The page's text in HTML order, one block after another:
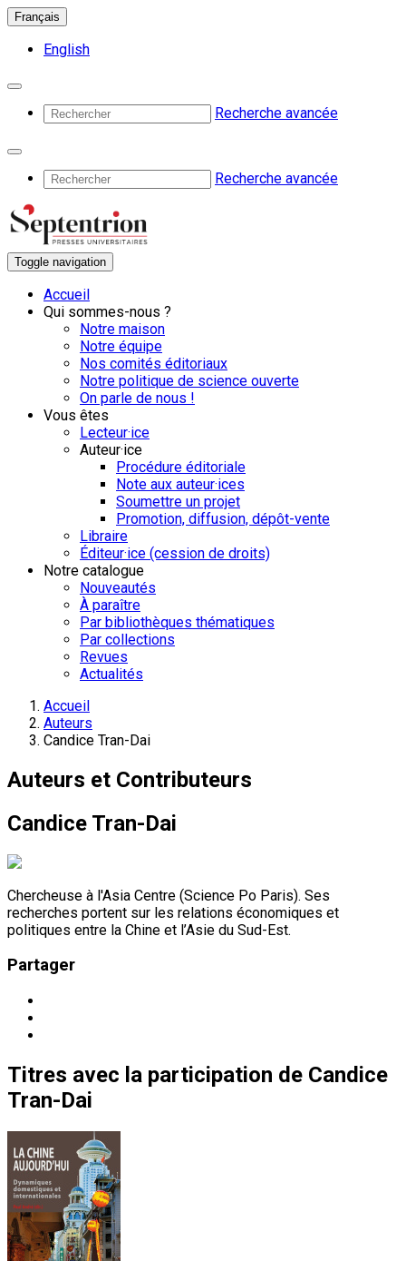
Français
English
Recherche avancée
Recherche avancée
Toggle navigation
Accueil
Qui sommes-nous ?
Notre maison
Notre équipe
Nos comités éditoriaux
Notre politique de science ouverte
On parle de nous !
Vous êtes
Lecteur·ice
Auteur·ice
Procédure éditoriale
Note aux auteur·ices
Soumettre un projet
Promotion, diffusion, dépôt-vente
Libraire
Éditeur·ice (cession de droits)
Notre catalogue
Nouveautés
À paraître
Par bibliothèques thématiques
Par collections
Revues
Actualités
Accueil
Auteurs
Candice Tran-Dai
Auteurs et Contributeurs
Candice Tran-Dai
Chercheuse à l'Asia Centre (Science Po Paris). Ses
recherches portent sur les relations économiques et
politiques entre la Chine et l’Asie du Sud-Est.
Partager
Titres avec la participation de Candice
Tran-Dai